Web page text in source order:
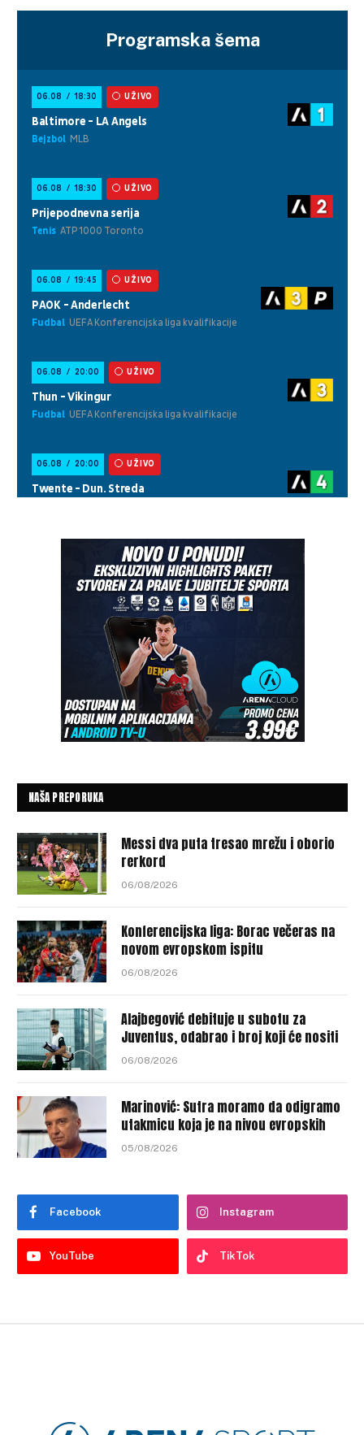
Programska šema
NAŠA PREPORUKA
Messi dva puta tresao mrežu i oborio
rerkord
06/08/2026
Konferencijska liga: Borac večeras na
novom evropskom ispitu
06/08/2026
Alajbegović debituje u subotu za
Juventus, odabrao i broj koji će nositi
06/08/2026
Marinović: Sutra moramo da odigramo
utakmicu koja je na nivou evropskih
05/08/2026
Facebook Instagram
YouTube TikTok